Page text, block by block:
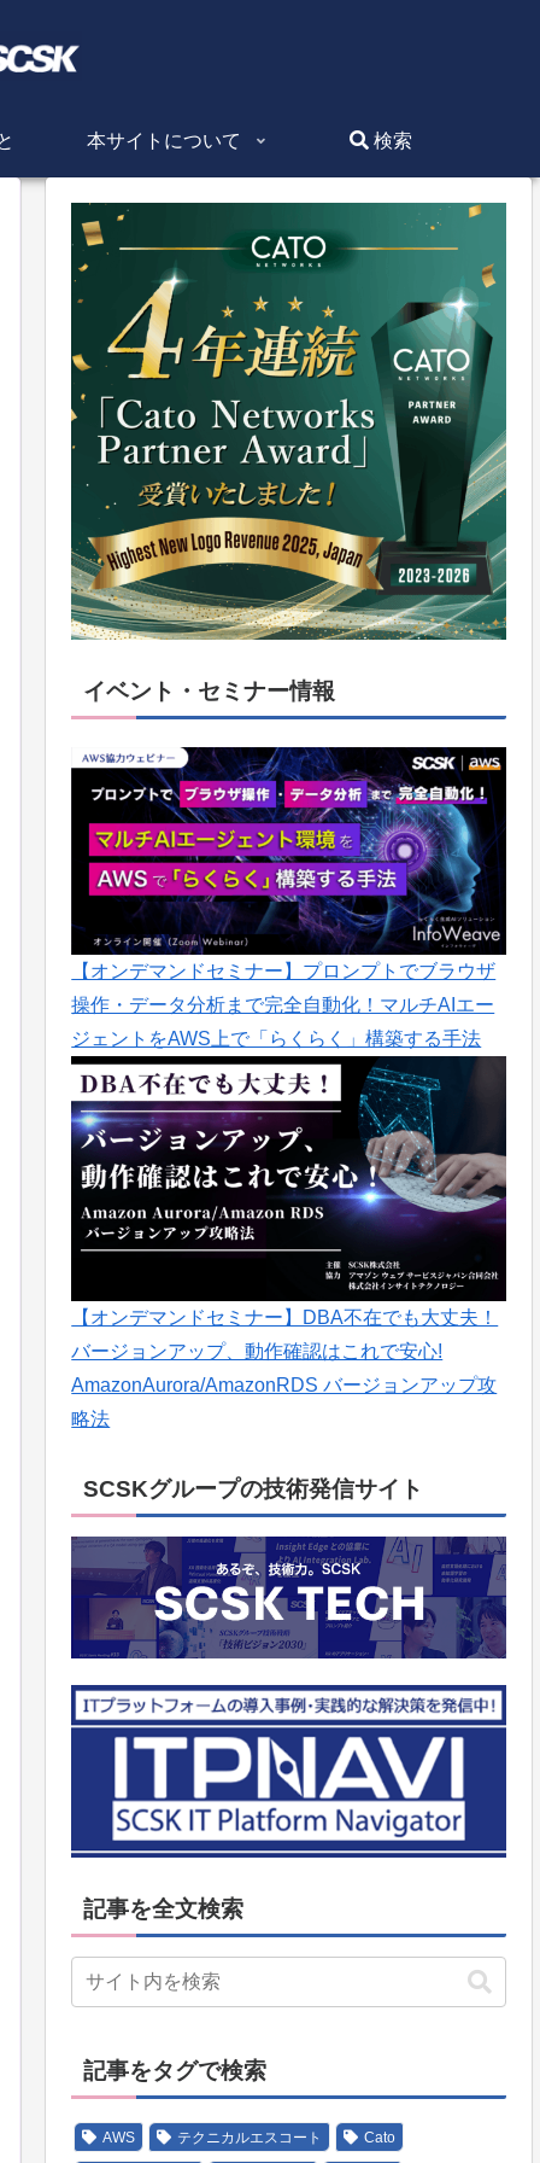
本サイトについて 検索
イベント・セミナー情報
【オンデマンドセミナー】プロンプトでブラウザ
操作・データ分析まで完全自動化！マルチAIエー
ジェントをAWS上で「らくらく」構築する手法
【オンデマンドセミナー】DBA不在でも大丈夫！
バージョンアップ、動作確認はこれで安心!
AmazonAurora/AmazonRDS バージョンアップ攻
略法
SCSKグループの技術発信サイト
記事を全文検索
記事をタグで検索
AWS テクニカルエスコート Cato